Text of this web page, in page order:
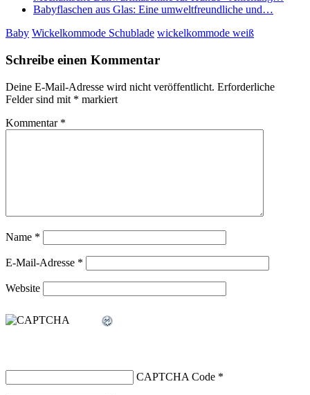
Babyflaschen aus Glas: Eine umweltfreundliche und…
Baby Wickelkommode Schublade wickelkommode weiß
Schreibe einen Kommentar
Deine E-Mail-Adresse wird nicht veröffentlicht. Erforderliche
Felder sind mit * markiert
Kommentar *
Name *
E-Mail-Adresse *
Website
CAPTCHA Code *